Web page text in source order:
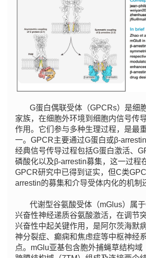
G蛋白偶联受体（GPCRs）是细
家族，在细胞外环境到细胞内信号传
作用。它们参与多种生理过程，是最
一。GPCR主要通过G蛋白或β-
经典信号传导过程包括G蛋白激活、
磷酸化以及β-arrestin募集，这一过程
GPCR研究中已得到证实，但C类
arrestin的募集和介导受体内化的机制
代谢型谷氨酸受体（mGlus）属
兴奋性神经递质谷氨酸激活，在调节
兴奋性中起关键作用，是阿尔茨海默
神分裂症、癫痫和焦虑症等中枢神经
点。mGlu亚基包含胞外捕蝇草结构域